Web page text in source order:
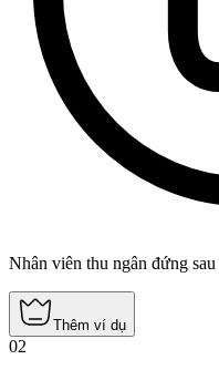
Nhân viên thu ngân đứng sau
Thêm ví dụ
02